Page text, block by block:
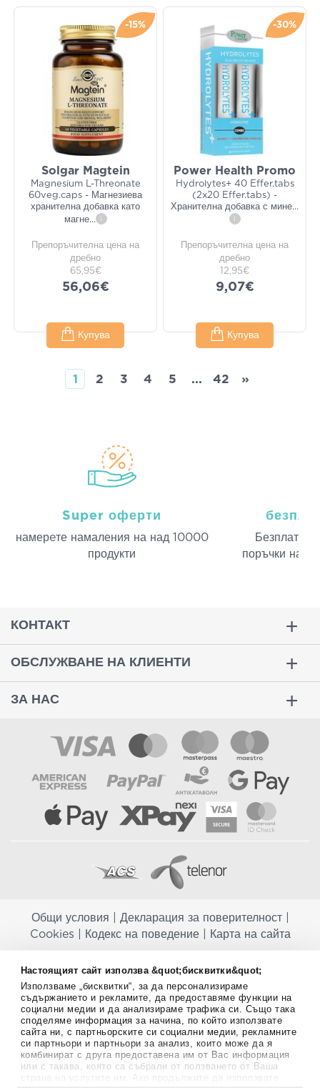
Настоящият сайт използва &quot;бисквитки&quot;
Използваме „бисквитки“, за да персонализираме
съдържанието и рекламите, да предоставяме функции на
социални медии и да анализираме трафика си. Също така
споделяме информация за начина, по който използвате
сайта ни, с партньорските си социални медии, рекламните
си партньори и партньори за анализ, които може да я
комбинират с друга предоставена им от Вас информация
или с такава, която са събрали от ползването от Ваша
страна на услугите им. Ако продължите да използвате
-15%
Solgar Magtein
Magnesium L-Threonate
60veg.caps - Магнезиева
хранителна добавка като
магне... i
Препоръчителна цена на
дребно
65,95€
56,06€
Купува
-30%
Power Health Promo
Hydrolytes+ 40 Effer.tabs
(2x20 Effer.tabs) -
Хранителна добавка с мине...
i
Препоръчителна цена на
дребно
12,95€
9,07€
Купува
1 2 3 4 5 ... 42 »
Super оферти
намерeте намаления на над 10000
продукти
Безплатна
поръчки над
КОНТАКТ
ОБСЛУЖВАНЕ НА КЛИЕНТИ
ЗА НАС
Общи условия Декларация за поверителност|
Cookies
Кодекс на поведение| Карта на сайта
заместват балансираната диета и не са предназначени за
профилактика, лечение или лечение на човешки заболявания.
Консултирайте се с Вашия лекар, ако сте бременна, кърмите,
приемате лекарства или имате някакви здравословни проблеми,
преди да използвате някаква хранителна добавка. Непрекъснато се
стремим да ви предоставяме точна и валидна информация. Ако
имате някакви въпроси или коментари относно тях, моля свържете
се с нас.